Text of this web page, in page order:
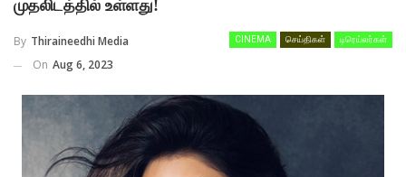
முதலிடத்தில் உள்ளது!
CINEMA செய்திகள் டிரெய்லர்கள்
By Thiraineedhi Media
On Aug 6, 2023